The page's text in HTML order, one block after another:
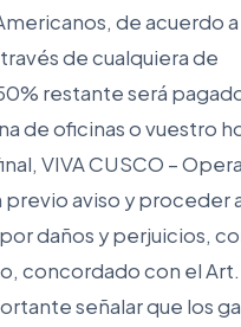
de acuerdo
de cualquiera de
restante será
de oficinas o vuestro
VIVA CUSCO –
aviso y proceder
daños y perjuicios,
concordado con el Art.
señalar que los